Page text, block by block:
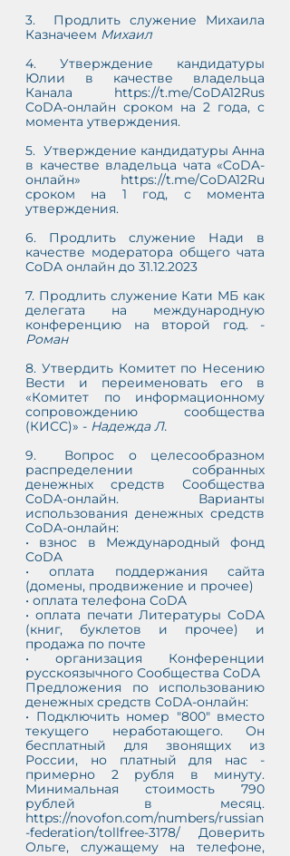
3.  Продлить служение Михаила
Казначеем Михаил
4. Утверждение кандидатуры
Юлии в качестве владельца
Канала https://t.me/CoDA12Rus
CoDA-онлайн сроком на 2 года, с
момента утверждения.
5.  Утверждение кандидатуры Анна
в качестве владельца чата «CoDA-
онлайн» https://t.me/CoDA12Ru
сроком на 1 год, с момента
утверждения.
6. Продлить служение Нади в
качестве модератора общего чата
CoDA онлайн до 31.12.2023
7. Продлить служение Кати МБ как
делегата на международную
Роман
8. Утвердить Комитет по Несению
Вести и переименовать его в
«Комитет по информационному
сопровождению сообщества
(КИСС)» - Надежда Л.
9.  Вопрос о целесообразном
распределении собранных
денежных средств Сообщества
CoDA-онлайн. Варианты
использования денежных средств
CoDA-онлайн:
• взнос в Международный фонд
CoDA
• оплата поддержания сайта
(домены, продвижение и прочее)
• оплата телефона CoDA
• оплата печати Литературы CoDA
(книг, буклетов и прочее) и
продажа по почте
• организация Конференции
русскоязычного Сообщества CoDA
Предложения по использованию
денежных средств CoDA-онлайн:
• Подключить номер "800" вместо
текущего неработающего. Он
бесплатный для звонящих из
России, но платный для нас -
примерно 2 рубля в минуту.
Минимальная стоимость 790
рублей в месяц.
https://novofon.com/numbers/russian
-federation/tollfree-3178/ Доверить
Ольге, служащему на телефоне,